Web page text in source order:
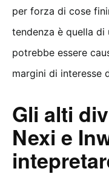
per forza di cose
tendenza è quella di
potrebbe essere
margini di interesse
Gli alti
Nexi e